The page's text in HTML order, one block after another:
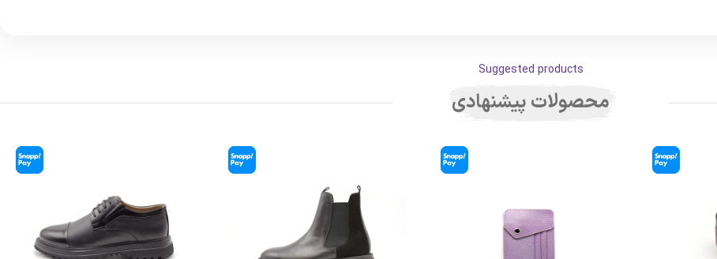
Suggested products
محصولات پیشنهادی